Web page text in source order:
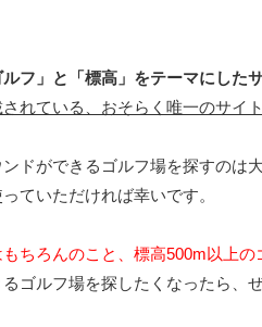
ルフ」と「標高」をテーマにした
れている、おそらく唯一のサイ
ンドができるゴルフ場を探すの
ていただければ幸いです。
ちろんのこと、標高500m以上
ゴルフ場を探したくなったら、